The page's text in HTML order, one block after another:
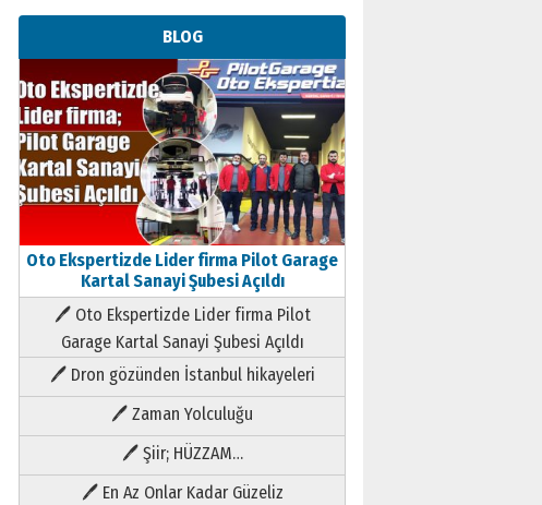
BLOG
Oto Ekspertizde Lider firma Pilot Garage
Kartal Sanayi Şubesi Açıldı
🖊 Oto Ekspertizde Lider firma Pilot
Garage Kartal Sanayi Şubesi Açıldı
🖊 Dron gözünden İstanbul hikayeleri
🖊 Zaman Yolculuğu
🖊 Şiir; HÜZZAM…
🖊 En Az Onlar Kadar Güzeliz